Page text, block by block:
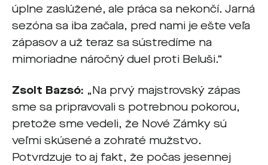
úplne zaslúžené, ale práca sa nekončí. Jarná
sezóna sa iba začala, pred nami je ešte veľa
zápasov a už teraz sa sústredíme na
mimoriadne náročný duel proti Beluši.“
Zsolt Bazsó: „Na prvý majstrovský zápas
sme sa pripravovali s potrebnou pokorou,
pretože sme vedeli, že Nové Zámky sú
veľmi skúsené a zohraté mužstvo.
Potvrdzuje to aj fakt, že počas jesennej